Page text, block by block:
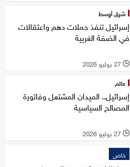
شرق أوسط
إسرائيل تنفذ حملات دهم واعتقالات
في الضفة الغربية
l 27 يوليو 2026
عالم
إسرائيل.. الميدان المشتعل وفاتورة
المصالح السياسية
l 27 يوليو 2026
خاص